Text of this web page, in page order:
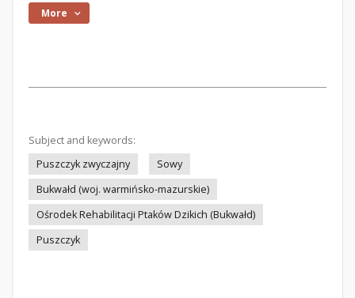
More
Subject and keywords:
Puszczyk zwyczajny
Sowy
Bukwałd (woj. warmińsko-mazurskie)
Ośrodek Rehabilitacji Ptaków Dzikich (Bukwałd)
Puszczyk